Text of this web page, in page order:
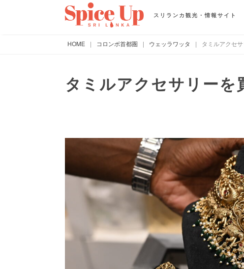
スリランカ観光・情報サイト
HOME | コロンボ首都圏 | ウェッラワッタ | タミルアクセ
タミルアクセサリーを